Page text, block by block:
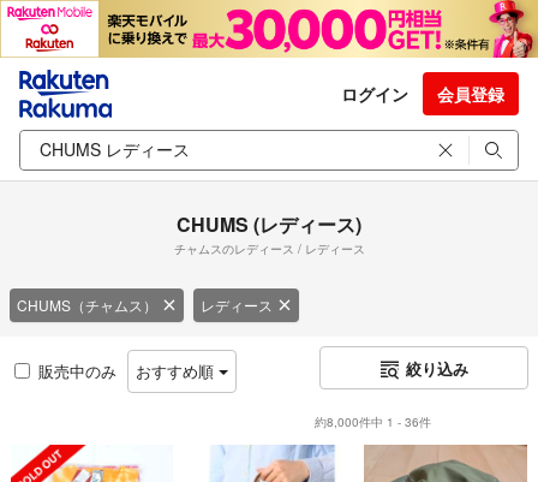
ログイン 会員登録
CHUMS (レディース)
チャムスのレディース / レディース
CHUMS（チャムス） レディース
販売中のみ おすすめ順 絞り込み
約8,000件中 1 - 36件